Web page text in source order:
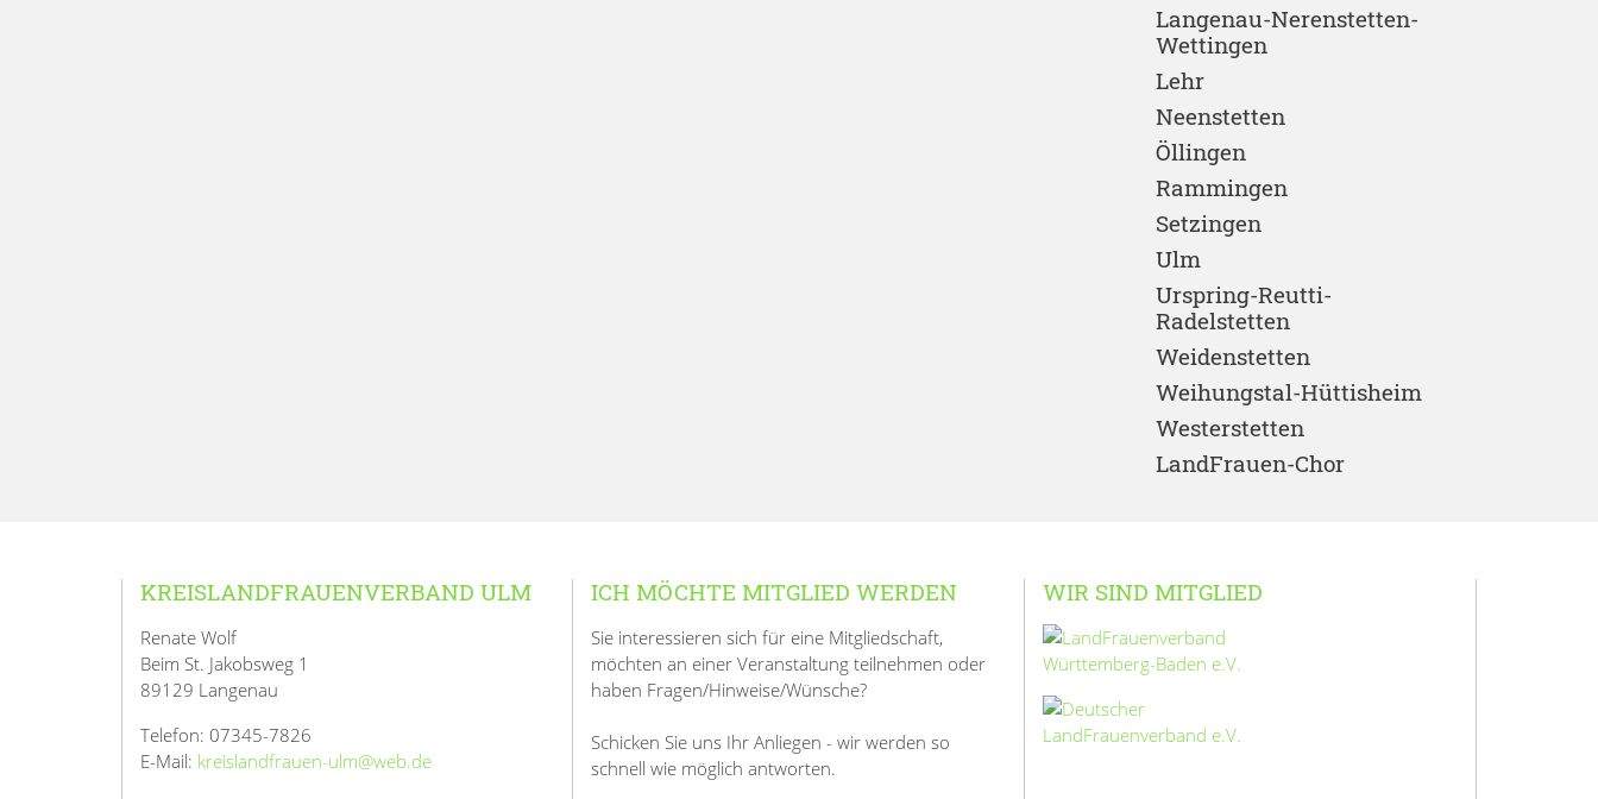
Langenau-Nerenstetten-
Wettingen
Lehr
Neenstetten
Öllingen
Rammingen
Setzingen
Ulm
Urspring-Reutti-
Radelstetten
Weidenstetten
Weihungstal-Hüttisheim
Westerstetten
LandFrauen-Chor
KREISLANDFRAUENVERBAND ULM
Renate Wolf
Beim St. Jakobsweg 1
89129 Langenau
Telefon: 07345-7826
E-Mail: kreislandfrauen-ulm@web.de
ICH MÖCHTE MITGLIED WERDEN
Sie interessieren sich für eine Mitgliedschaft,
möchten an einer Veranstaltung teilnehmen oder
haben Fragen/Hinweise/Wünsche?
Schicken Sie uns Ihr Anliegen - wir werden so
schnell wie möglich antworten.
WIR SIND MITGLIED